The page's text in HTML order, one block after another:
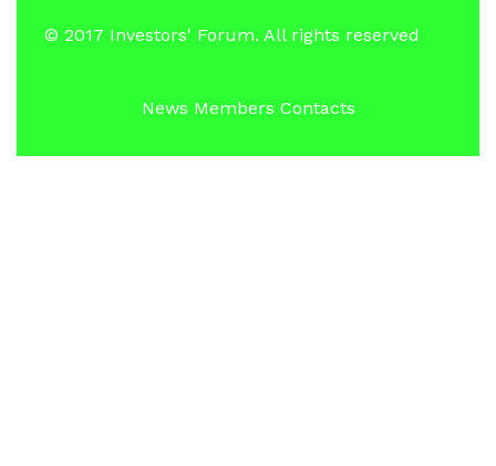
© 2017 Investors' Forum. All rights reserved
News Members Contacts